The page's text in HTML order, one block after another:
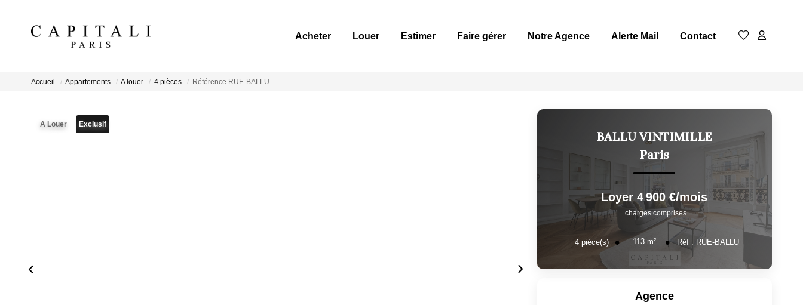
Acheter Louer Estimer Faire gérer Notre Agence Alerte Mail Contact
Accueil Appartements A louer 4 pièces Référence RUE-BALLU
A Louer Exclusif
BALLU VINTIMILLE
Paris
Loyer 4 900 €/mois
charges comprises
4 pièce(s) 113 m² Réf : RUE-BALLU
Agence